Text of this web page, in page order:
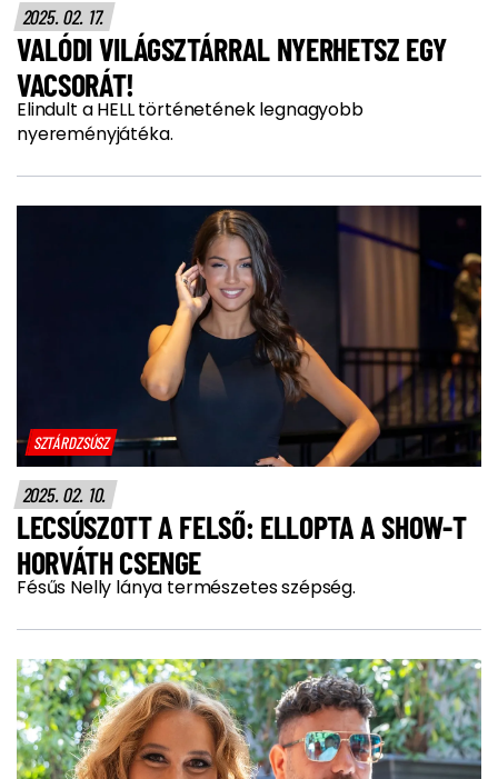
2025. 02. 17.
VALÓDI VILÁGSZTÁRRAL NYERHETSZ EGY
VACSORÁT!
Elindult a HELL történetének legnagyobb
nyereményjátéka.
SZTÁRDZSÚSZ
2025. 02. 10.
LECSÚSZOTT A FELSŐ: ELLOPTA A SHOW-T
HORVÁTH CSENGE
Fésűs Nelly lánya természetes szépség.